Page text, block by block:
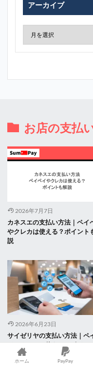
アーカイブ
お店の支払
2026年7月7日
カネスエの支払い方法｜ペイ
やクレカは使える？ポイント
説
2026年6月23日
サイゼリヤの支払い方法｜ペ
イやクレカは使える？ポイン
解説
ホーム PayPay